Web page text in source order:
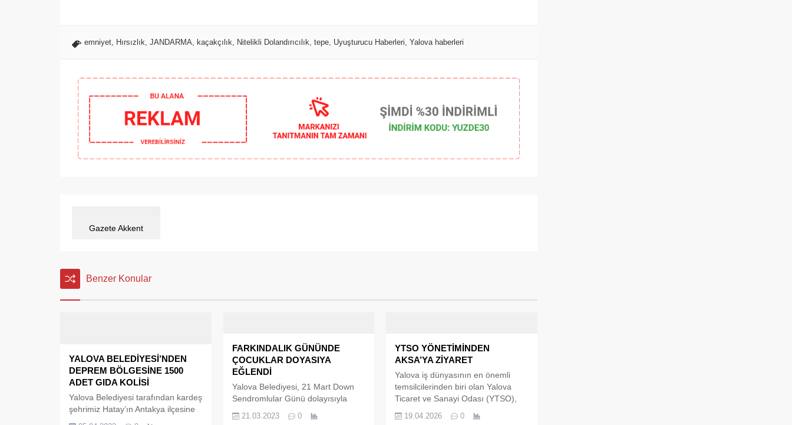
emniyet, Hırsızlık, JANDARMA, kaçakçılık, Nitelikli Dolandırıcılık, tepe, Uyuşturucu Haberleri, Yalova haberleri
Gazete Akkent
Benzer Konular
YALOVA BELEDİYESİ’NDEN
DEPREM BÖLGESİNE 1500
ADET GIDA KOLİSİ
Yalova Belediyesi tarafından kardeş
şehrimiz Hatay’ın Antakya ilçesine
FARKINDALIK GÜNÜNDE
ÇOCUKLAR DOYASIYA
EĞLENDİ
Yalova Belediyesi, 21 Mart Down
Sendromlular Günü dolayısıyla
araya getirdi. Oyun merkezinde
21.03.2023 0
YTSO YÖNETİMİNDEN
AKSA’YA ZİYARET
Yalova iş dünyasının en önemli
temsilcilerinden biri olan Yalova
Ticaret ve Sanayi Odası (YTSO),
vizyonunu güçlendirecek önemli bir
19.04.2026 0